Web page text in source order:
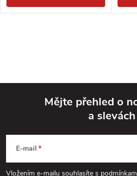
Mějte přehled o
a slevách
E-mail
Vložením e-mailu souhlasíte s